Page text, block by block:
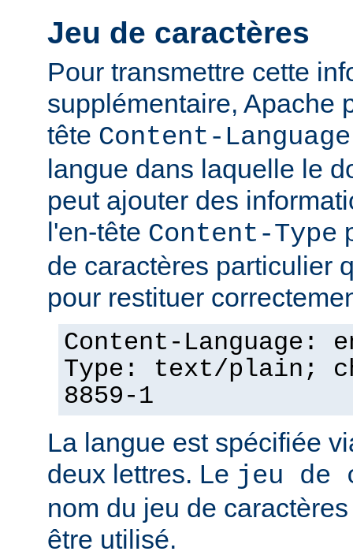
Jeu de caractères
Pour transmettre cette
supplémentaire, Apache
tête Content-Language
langue dans laquelle le
peut ajouter des
l'en-tête Content-Type
de caractères particulier
pour restituer
Content-Language:
Type: text/plain;
8859-1
La langue est spécifiée
deux lettres. Le jeu de
nom du jeu de
être utilisé.